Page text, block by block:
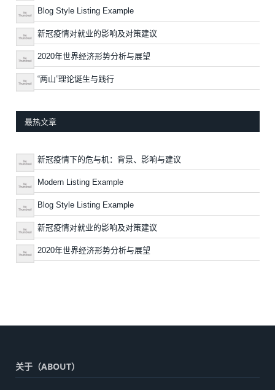
Blog Style Listing Example
新冠疫情对就业的影响及对策建议
2020年世界经济形势分析与展望
“两山”理论诞生与践行
最热文章
新冠疫情下的危与机：背景、影响与建议
Modern Listing Example
Blog Style Listing Example
新冠疫情对就业的影响及对策建议
2020年世界经济形势分析与展望
关于（ABOUT）